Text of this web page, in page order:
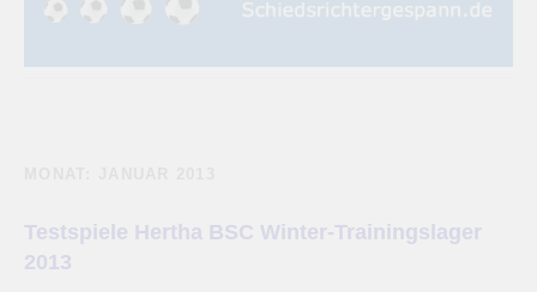
Testspiele Hertha BSC Winter-Trainingslager
2013